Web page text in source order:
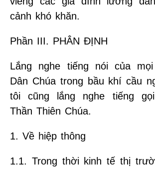
cảnh khó khăn.
Phần III. PHÂN ĐỊNH
Lắng nghe tiếng nói của
Dân Chúa trong bầu khí cầu
tôi cũng lắng nghe tiếng
Thần Thiên Chúa.
1. Về hiệp thông
1.1. Trong thời kinh tế thị